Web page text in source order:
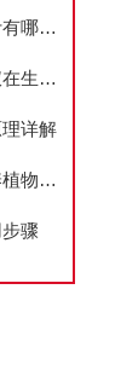
防爆型喷雾干燥机的设计有哪些优势？
手持式超声波细胞破碎仪在生命科学研究中的应用
详解
人工气候智能培养箱培养植物需要浇水嘛？
骤